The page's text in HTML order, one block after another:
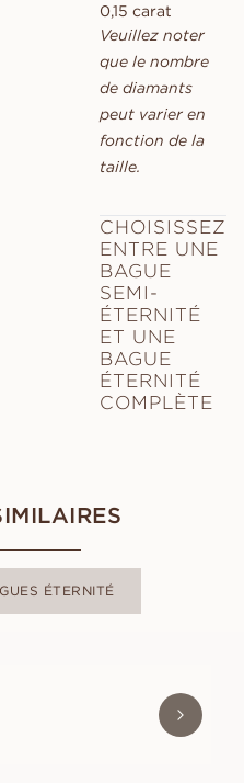
0,15 carat
Veuillez noter
que le nombre
de diamants
peut varier en
fonction de la
taille.
CHOISISSEZ
ENTRE UNE
BAGUE
SEMI-
ÉTERNITÉ
ET UNE
BAGUE
ÉTERNITÉ
COMPLÈTE
ÉTERNITÉ